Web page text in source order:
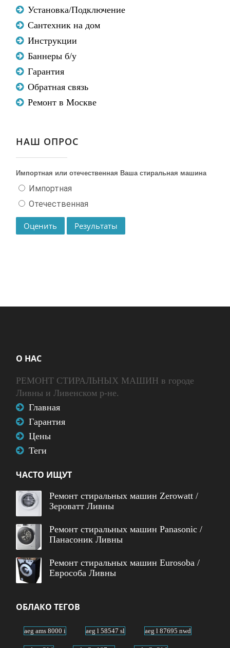
Установка/Подключение
Сантехник на дом
Инструкции
Баннеры б/у
Гарантия
Обратная связь
Ремонт в Москве
НАШ ОПРОС
Импортная или отечественная Ваша стиральная машина
Импортная
Отечественная
О НАС
РЕМОНТ СТИРАЛЬНЫХ МАШИН в городе
Ливны и Ливенском р-не.
Главная
Гарантия
Цены
Теги
ЧАСТО ИЩУТ
Ремонт стиральных машин Zerowatt /
Зероватт Ливны
Ремонт стиральных машин Panasonic /
Панасоник Ливны
Ремонт стиральных машин Eurosoba /
Еврособа Ливны
ОБЛАКО ТЕГОВ
aeg ams 8000 i aeg l 58547 sl aeg l 87695 nwd